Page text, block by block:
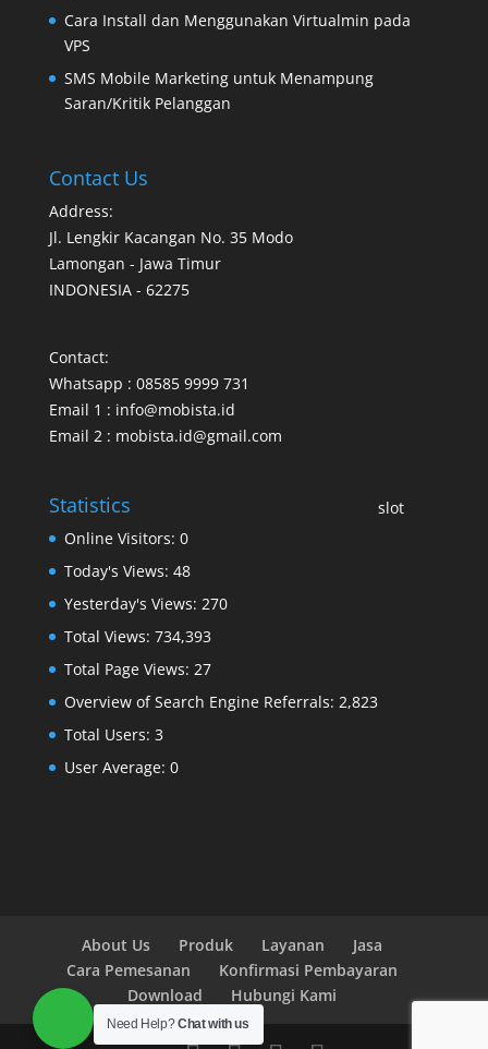
Cara Install dan Menggunakan Virtualmin pada
VPS
SMS Mobile Marketing untuk Menampung
Saran/Kritik Pelanggan
Contact Us
Address:
Jl. Lengkir Kacangan No. 35 Modo
Lamongan - Jawa Timur
INDONESIA - 62275
Contact:
Whatsapp : 08585 9999 731
Email 1 : info@mobista.id
Email 2 : mobista.id@gmail.com
Statistics
Online Visitors: 0
Today's Views: 48
Yesterday's Views: 270
Total Views: 734,393
Total Page Views: 27
Overview of Search Engine Referrals: 2,823
Total Users: 3
User Average: 0
slot
About Us Produk Layanan
Jasa
Cara Pemesanan
Konfirmasi Pembayaran
Download
Hubungi Kami
Need Help?Chat with us